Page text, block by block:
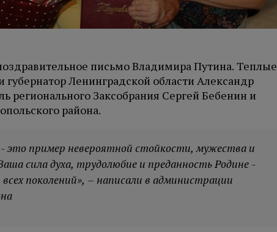
письмо Владимира Путина. Теплые
губернатор Ленинградской области Александр
регионального Заксобрания Сергей Бебенин и
района.
это пример невероятной стойкости, мужества и
сила духа, трудолюбие и преданность Родине -
поколений», – написали в администрации